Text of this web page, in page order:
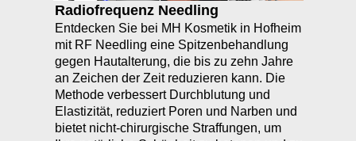
Radiofrequenz Needling
Entdecken Sie bei MH Kosmetik in Hofheim
mit RF Needling eine Spitzenbehandlung
gegen Hautalterung, die bis zu zehn Jahre
an Zeichen der Zeit reduzieren kann. Die
Methode verbessert Durchblutung und
Elastizität, reduziert Poren und Narben und
bietet nicht-chirurgische Straffungen, um